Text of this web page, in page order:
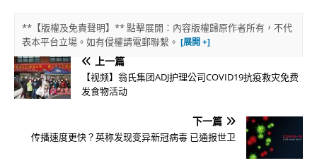
**【版權及免責聲明】** 點擊展開：內容版權歸原作者所有，不代
表本平台立場。如有侵權請電郵聯繫。
上一篇
【视频】翁氏集团ADJ护理公司COVID19抗疫救灾免费
发食物活动
下一篇
传播速度更快？英称发现变异新冠病毒 已通报世卫